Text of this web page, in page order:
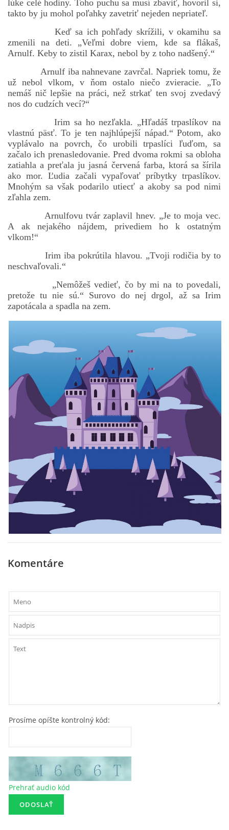
lúke celé hodiny. Toho puchu sa musí zbaviť, hovoril si,
takto by ju mohol poľahky zavetriť nejeden nepriateľ.
Keď sa ich pohľady skrížili, v okamihu sa
zmenili na deti. „Veľmi dobre viem, kde sa flákaš,
Arnulf. Keby to zistil Karax, nebol by z toho nadšený.“
Arnulf iba nahnevane zavrčal. Napriek tomu, že
už nebol vlkom, v ňom ostalo niečo zvieracie. „To
nemáš nič lepšie na práci, než strkať ten svoj zvedavý
nos do cudzích vecí?“
Irim sa ho nezľakla. „Hľadáš trpaslíkov na
vlastnú päsť. To je ten najhlúpejší nápad.“ Potom, ako
vyplávalo na povrch, čo urobili trpaslíci ľuďom, sa
začalo ich prenasledovanie. Pred dvoma rokmi sa obloha
zatiahla a preťala ju jasná červená farba, ktorá sa šírila
ako mor. Ľudia začali vypaľovať príbytky trpaslíkov.
Mnohým sa však podarilo utiecť a akoby sa pod nimi
zľahla zem.
Arnulfovu tvár zaplavil hnev. „Je to moja vec.
A ak nejakého nájdem, privediem ho k ostatným
vlkom!“
Irim iba pokrútila hlavou. „Tvoji rodičia by to
neschvaľovali.“
„Nemôžeš vedieť, čo by mi na to povedali,
pretože tu nie sú.“ Surovo do nej drgol, až sa Irim
zapotácala a spadla na zem.
Komentáre
Prosíme opíšte kontrolný kód:
Prehrať audio kód